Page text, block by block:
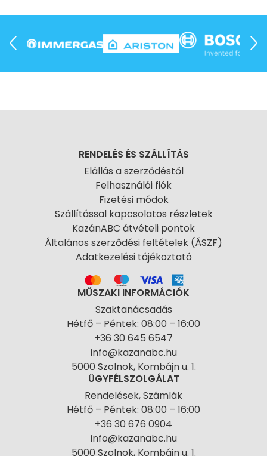
RENDELÉS ÉS SZÁLLÍTÁS
Elállás a szerződéstől
Felhasználói fiók
Fizetési módok
Szállítással kapcsolatos részletek
KazánABC átvételi pontok
Általános szerződési feltételek (ÁSZF)
Adatkezelési tájékoztató
MŰSZAKI INFORMÁCIÓK
Szaktanácsadás
Hétfő – Péntek: 08:00 – 16:00
+36 30 645 6547
info@kazanabc.hu
5000 Szolnok, Kombájn u. 1.
ÜGYFÉLSZOLGÁLAT
Rendelések, Számlák
Hétfő – Péntek: 08:00 – 16:00
+36 30 676 0904
info@kazanabc.hu
5000 Szolnok, Kombájn u. 1.